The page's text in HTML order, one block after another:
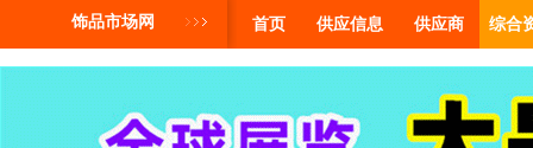
饰品市场网 首页 供应信息 供应商 综合